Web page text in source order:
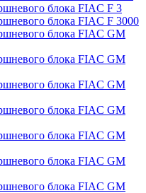
блока FIAC F 3
блока FIAC F 3000
блока FIAC GM
блока FIAC GM
блока FIAC GM
блока FIAC GM
блока FIAC GM
блока FIAC GM
блока FIAC GM